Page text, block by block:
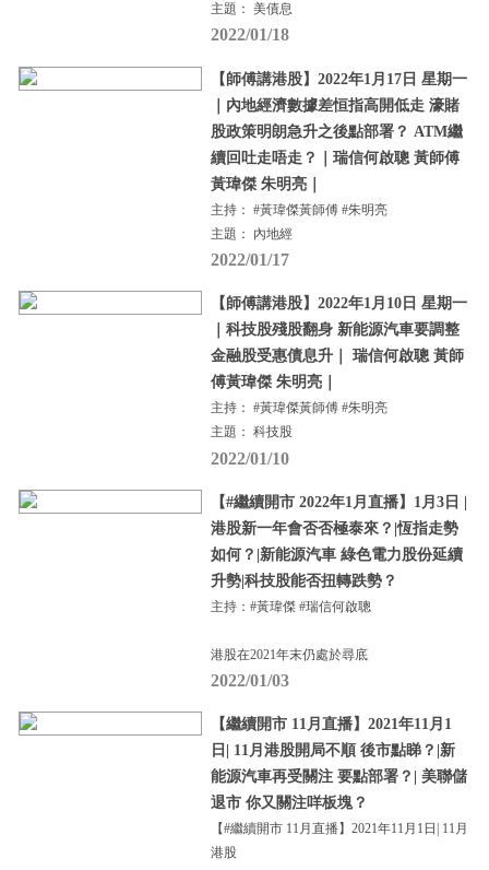
主題： 美債息
2022/01/18
【師傅講港股】2022年1月17日 星期一
｜內地經濟數據差恒指高開低走 濠賭
股政策明朗急升之後點部署？ ATM繼
續回吐走唔走？｜瑞信何啟聰 黃師傅
黃瑋傑 朱明亮｜
主持： #黃瑋傑黃師傅 #朱明亮
主題： 內地經
2022/01/17
【師傅講港股】2022年1月10日 星期一
｜科技股殘股翻身 新能源汽車要調整
金融股受惠債息升｜ 瑞信何啟聰 黃師
傅黃瑋傑 朱明亮｜
主持： #黃瑋傑黃師傅 #朱明亮
主題： 科技股
2022/01/10
【#繼續開市 2022年1月直播】1月3日 |
港股新一年會否否極泰來？|恆指走勢
如何？|新能源汽車 綠色電力股份延續
升勢|科技股能否扭轉跌勢？
主持：#黃瑋傑 #瑞信何啟聰
港股在2021年末仍處於尋底
2022/01/03
【繼續開市 11月直播】2021年11月1
日| 11月港股開局不順 後市點睇？|新
能源汽車再受關注 要點部署？| 美聯儲
退市 你又關注咩板塊？
【#繼續開市 11月直播】2021年11月1日| 11月
港股